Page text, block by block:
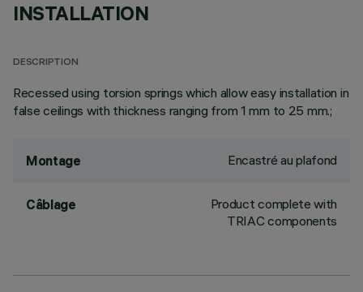
INSTALLATION
DESCRIPTION
Recessed using torsion springs which allow easy installation in
false ceilings with thickness ranging from 1 mm to 25 mm.;
Montage Encastré au plafond
Câblage
Product complete with
TRIAC components